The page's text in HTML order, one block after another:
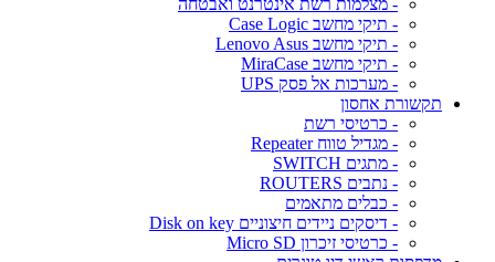
- מצלמות רשת אינטרנט ואבטחה
- תיקי מחשב Case Logic
- תיקי מחשב Lenovo Asus
- תיקי מחשב MiraCase
- מערכות אל פסק UPS
תקשורת אחסון
- כרטיסי רשת
- מגדיל טווח Repeater
- מתגים SWITCH
- נתבים ROUTERS
- כבלים מתאמים
- דיסקים ניידים חיצוניים Disk on key
- כרטיסי זיכרון Micro SD